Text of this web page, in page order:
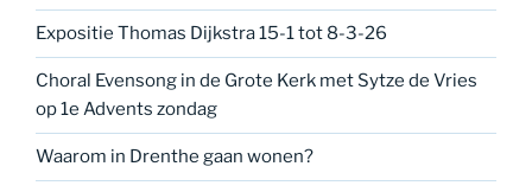
Expositie Thomas Dijkstra 15-1 tot 8-3-26
Choral Evensong in de Grote Kerk met Sytze de Vries
op 1e Advents zondag
Waarom in Drenthe gaan wonen?